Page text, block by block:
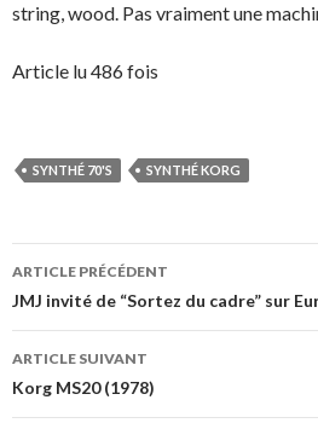
string, wood. Pas vraiment une
Article lu 486 fois
SYNTHÉ 70'S SYNTHÉ KORG
Navigation
des
articles
ARTICLE PRÉCÉDENT
JMJ invité de “Sortez du cadre” sur
ARTICLE SUIVANT
Korg MS20 (1978)